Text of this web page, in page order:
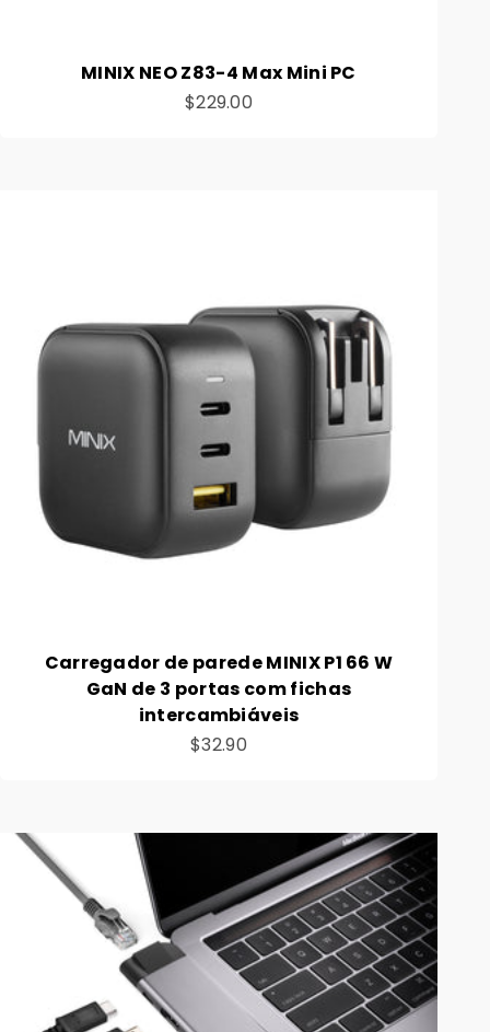
MINIX NEO Z83-4 Max Mini PC
Preço de venda
$229.00
Carregador de parede MINIX P1 66 W
GaN de 3 portas com fichas
intercambiáveis
Preço de venda
$32.90